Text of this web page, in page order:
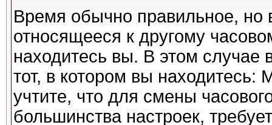
Время обычно правильное, но
относящееся к другому
находитесь вы. В этом случае
тот, в котором вы находитесь:
учтите, что для смены
большинства настроек,